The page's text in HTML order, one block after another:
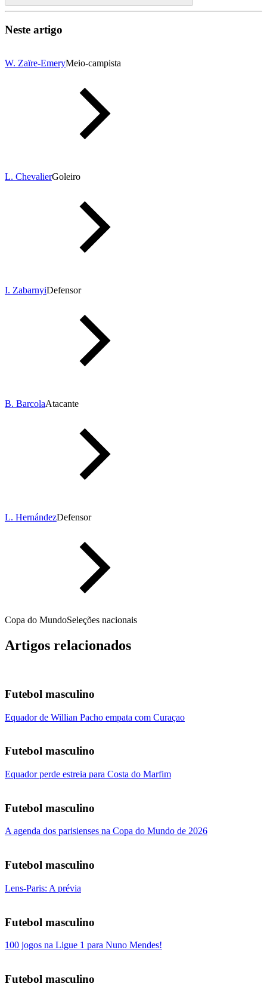
Neste artigo
W. Zaïre-EmeryMeio-campista
L. ChevalierGoleiro
I. ZabarnyiDefensor
B. BarcolaAtacante
L. HernándezDefensor
Copa do MundoSeleções nacionais
Artigos relacionados
Futebol masculino
Equador de Willian Pacho empata com Curaçao
Futebol masculino
Equador perde estreia para Costa do Marfim
Futebol masculino
A agenda dos parisienses na Copa do Mundo de 2026
Futebol masculino
Lens-Paris: A prévia
Futebol masculino
100 jogos na Ligue 1 para Nuno Mendes!
Futebol masculino